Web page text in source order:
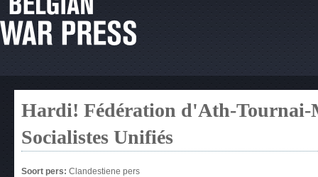
Hardi! Fédération d'Ath-Tournai-
Socialistes Unifiés
Soort pers: Clandestiene pers